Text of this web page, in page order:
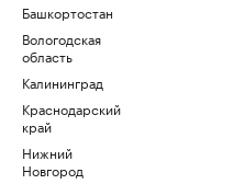
Башкортостан
Вологодская
область
Калининград
Краснодарский
край
Нижний
Новгород